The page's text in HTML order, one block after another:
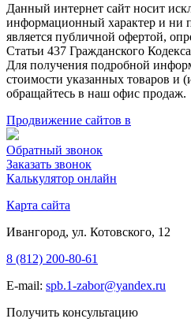
Данный интернет сайт носит
информационный характер и ни
является публичной офертой,
Статьи 437 Гражданского
Для получения подробной
стоимости указанных товаров и
обращайтесь в наш офис продаж.
Продвижение сайтов в
Обратный звонок
Заказать звонок
Калькулятор онлайн
Карта сайта
Ивангород, ул. Котовского, 12
8 (812) 200-80-61
E-mail: spb.1-zabor@yandex.ru
Получить консультацию